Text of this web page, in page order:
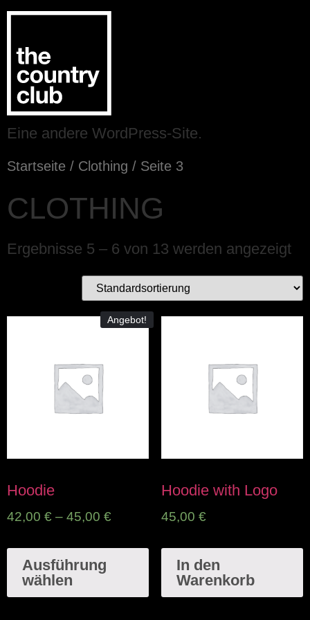
Eine andere WordPress-Site.
Startseite / Clothing / Seite 3
CLOTHING
Ergebnisse 5 – 6 von 13 werden angezeigt
Angebot!
Hoodie
42,00 € – 45,00 €
Ausführung
wählen
Hoodie with Logo
45,00 €
In den
Warenkorb